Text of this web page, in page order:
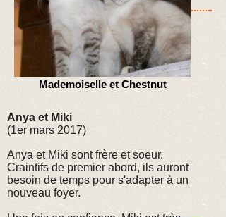
Mademoiselle et Chestnut
Anya et Miki
(1er mars 2017)
Anya et Miki sont frère et soeur.
Craintifs de premier abord, ils auront
besoin de temps pour s'adapter à un
nouveau foyer.